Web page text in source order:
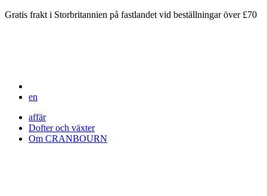
Gratis frakt i Storbritannien på fastlandet vid beställningar över £70
en
affär
Dofter och växter
Om CRANBOURN